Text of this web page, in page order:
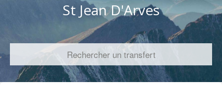
St Jean D'Arves
Rechercher un transfert